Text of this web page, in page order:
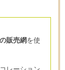
販売網を使